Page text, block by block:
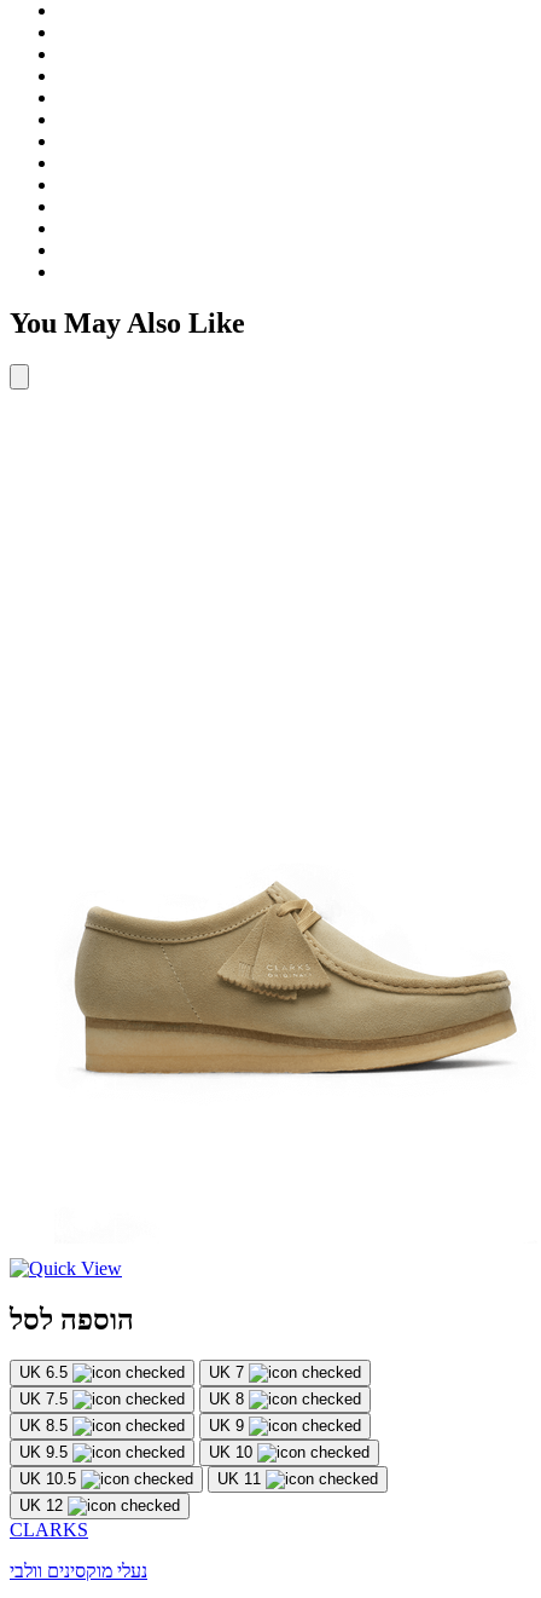
You May Also Like
הוספה לסל
UK 6.5
UK 7
UK 7.5
UK 8
UK 8.5
UK 9
UK 9.5
UK 10
UK 10.5
UK 11
UK 12
CLARKS
נעלי מוקסינים וולבי